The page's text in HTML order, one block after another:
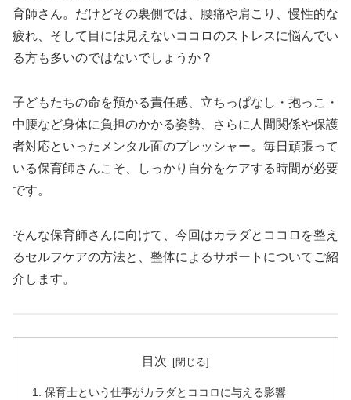
育師さん。だけどその裏側では、腰痛や肩こり、慢性的な
疲れ、そして目には見えないココロのストレスに悩んでい
る方も多いのではないでしょうか？
子どもたちの命を預かる責任感、立ちっぱなし・抱っこ・
中腰など身体に負担のかかる姿勢、さらに人間関係や保護
者対応といったメンタル面のプレッシャー。毎日頑張って
いる保育師さんこそ、しっかり自分をケアする時間が必要
です。
そんな保育師さんに向けて、今回はカラダとココロを整え
るセルフケアの方法と、整体によるサポートについてご紹
介します。
目次
保育士という仕事がカラダとココロに与える影響